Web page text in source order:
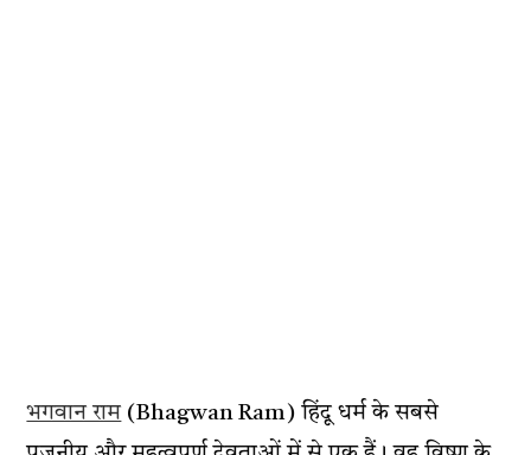
भगवान राम(Bhagwan Ram) हिंदू धर्म के सबसे